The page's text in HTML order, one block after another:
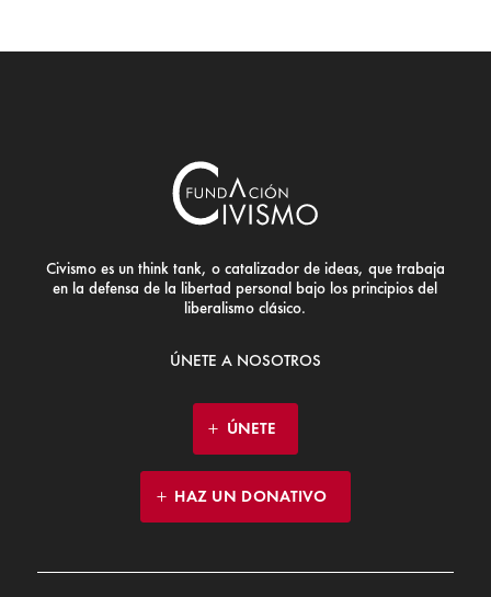
Civismo es un think tank, o catalizador de ideas, que trabaja
en la defensa de la libertad personal bajo los principios del
liberalismo clásico.
ÚNETE A NOSOTROS
ÚNETE
HAZ UN DONATIVO